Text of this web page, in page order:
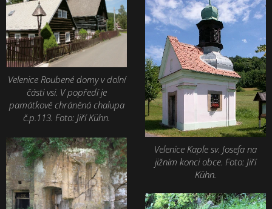
Velenice Roubené domy v dolní
části vsi. V popředí je
památkově chráněná chalupa
č.p.113. Foto: Jiří Kühn.
Velenice Kaple sv. Josefa na
jižním konci obce. Foto: Jiří
Kühn.